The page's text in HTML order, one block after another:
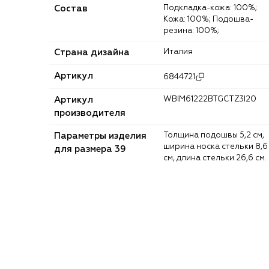
Состав
Кожа: 100%; Подошва-
резина: 100%;
Страна дизайна Италия
Артикул 6844721
Артикул
производителя
WBIM61222BTGCTZ3I20
Параметры изделия
для размера 39
ширина носка стельки 8,6
см, длина стельки 26,6 см.